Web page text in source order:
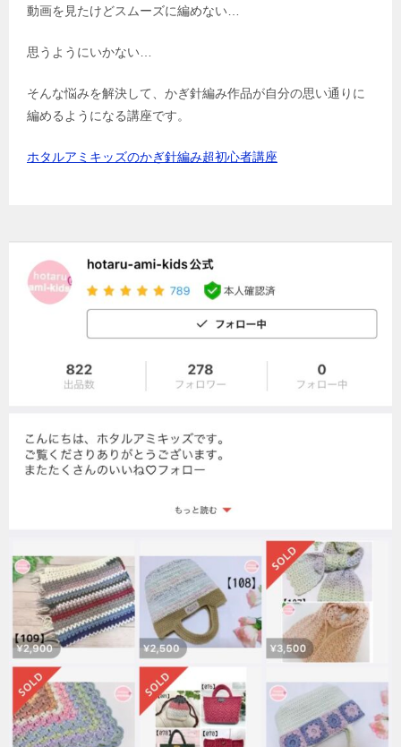
動画を見たけどスムーズに編めない…
思うようにいかない…
そんな悩みを解決して、かぎ針編み作品が自分の思い通りに
編めるようになる講座です。
ホタルアミキッズのかぎ針編み超初心者講座